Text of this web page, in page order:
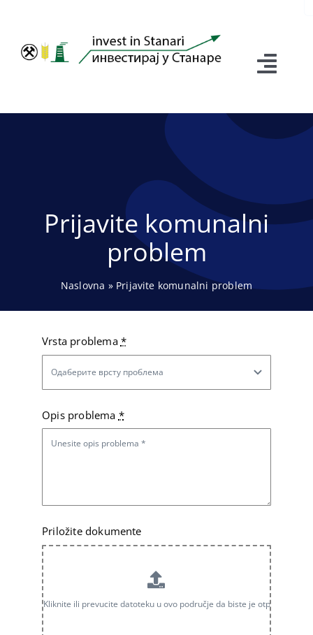
PRIVREDA
POSLOVNE ZONE
Prijavite komunalni
problem
Naslovna » Prijavite komunalni problem
Vrsta problema *
Opis problema *
Priložite dokumente